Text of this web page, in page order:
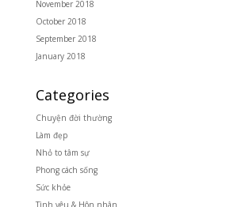
November 2018
October 2018
September 2018
January 2018
Categories
Chuyện đời thường
Làm đẹp
Nhỏ to tâm sự
Phong cách sống
Sức khỏe
Tình yêu & Hôn nhân